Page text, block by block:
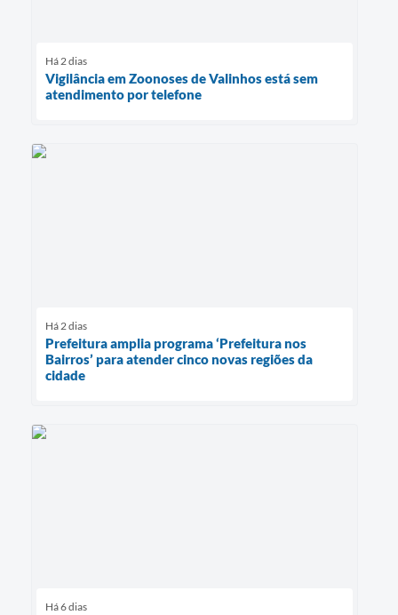
Há 2 dias
Vigilância em Zoonoses de Valinhos está sem
atendimento por telefone
Há 2 dias
Prefeitura amplia programa ‘Prefeitura nos
Bairros’ para atender cinco novas regiões da
cidade
Há 6 dias